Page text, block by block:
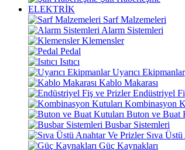
ELEKTRİK
Sarf Malzemeleri
Alarm Sistemleri
Klemensler
Pedal
Isıtıcı
Uyarıcı Ekipmanlar
Kablo Makarası
Endüstriyel
Kombinasyon
Buton ve Buat
Busbar Sistemleri
Sıva
Güç Kaynakları